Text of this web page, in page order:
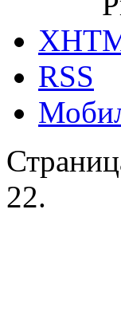
RSS
22.